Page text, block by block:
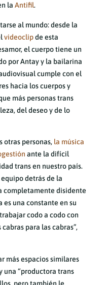
la Antifil.
al mundo: desde la
videoclipde esta
el cuerpo tiene un
por Antay y la bailarina
cumple con el
hacia los cuerpos y
más personas trans
del deseo y de lo
otras personas, la música
ante la difícil
trans en nuestro país.
detrás de la
completamente disidente
una constante en su
codo a codo con
cabras para las cabras”,
más espacios similares
una “productora trans
pero también le